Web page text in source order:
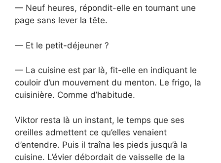
— Neuf heures, répondit-elle en tournant une
page sans lever la tête.
— Et le petit-déjeuner ?
— La cuisine est par là, fit-elle en indiquant le
couloir d’un mouvement du menton. Le frigo, la
cuisinière. Comme d’habitude.
Viktor resta là un instant, le temps que ses
oreilles admettent ce qu’elles venaient
d’entendre. Puis il traîna les pieds jusqu’à la
cuisine. L’évier débordait de vaisselle de la